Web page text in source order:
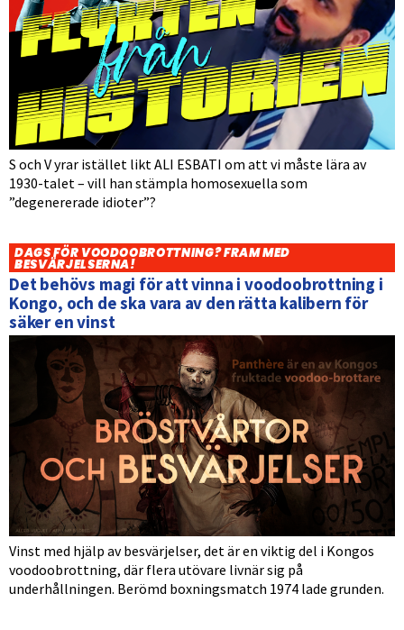
S och V yrar istället likt ALI ESBATI om att vi måste lära av
1930-talet – vill han stämpla homosexuella som
”degenererade idioter”?
DAGS FÖR VOODOOBROTTNING? FRAM MED
BESVÄRJELSERNA!
Det behövs magi för att vinna i voodoobrottning i
Kongo, och de ska vara av den rätta kalibern för
säker en vinst
Vinst med hjälp av besvärjelser, det är en viktig del i Kongos
voodoobrottning, där flera utövare livnär sig på
underhållningen. Berömd boxningsmatch 1974 lade grunden.